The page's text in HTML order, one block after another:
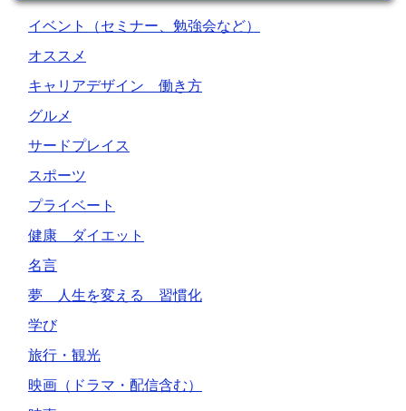
イベント（セミナー、勉強会など）
オススメ
キャリアデザイン 働き方
グルメ
サードプレイス
スポーツ
プライベート
健康 ダイエット
名言
夢 人生を変える 習慣化
学び
旅行・観光
映画（ドラマ・配信含む）